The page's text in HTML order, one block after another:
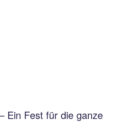
Ein Fest für die ganze